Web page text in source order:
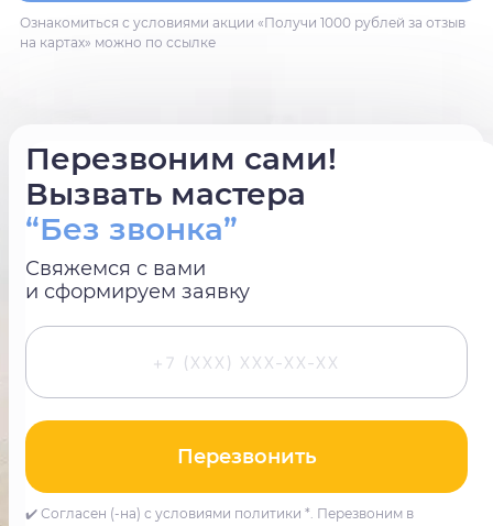
Перезвоним сами!
Вызвать мастера
“Без звонка”
Свяжемся с вами
и сформируем заявку
Перезвонить
✔️ Согласен (-на) с условиями политики *. Перезвоним в
Ознакомиться с условиями акции «Получи 1000 рублей за отзыв
на картах» можно по ссылке